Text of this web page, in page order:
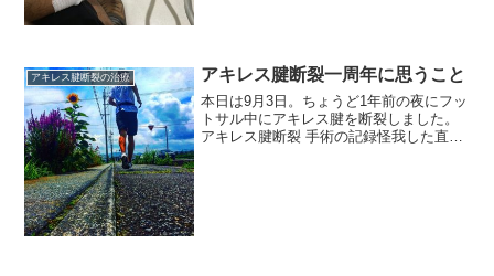
アキレス腱断裂の治療 アキレス腱断裂一周年に思うこと
本日は9月3日。ちょうど1年前の夜にフッ
トサル中にアキレス腱を断裂しました。
アキレス腱断裂 手術の記録怪我した直後